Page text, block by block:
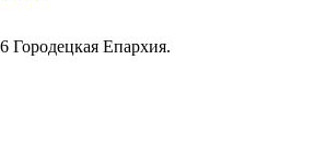
Городецкая Епархия.